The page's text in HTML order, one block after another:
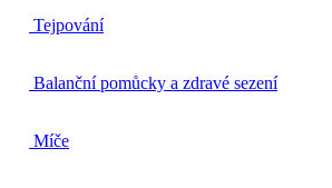
Tejpování
Balanční pomůcky a zdravé sezení
Míče